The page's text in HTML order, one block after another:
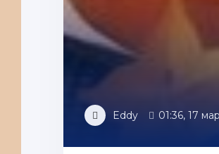
Eddy 01:36, 17